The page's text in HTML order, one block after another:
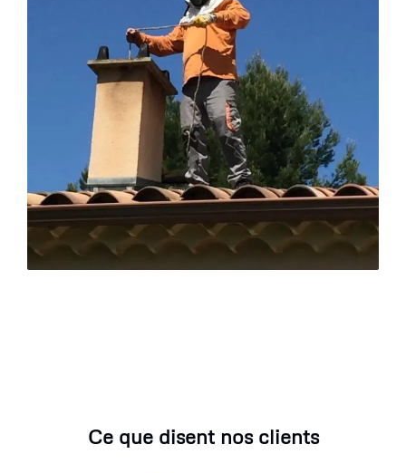
Ce que disent nos clients